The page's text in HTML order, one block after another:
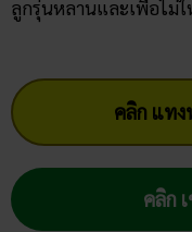
ลูกรุ่นหลานและเพื่อไม่
คลิก แทง
คลิก